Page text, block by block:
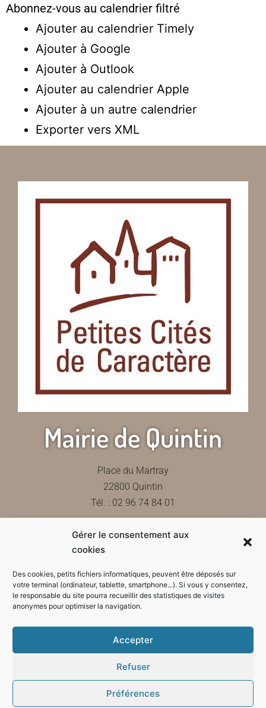
Gérer le consentement aux
cookies
Des cookies, petits fichiers informatiques, peuvent être déposés sur
votre terminal (ordinateur, tablette, smartphone...). Si vous y consentez,
le responsable du site pourra recueillir des statistiques de visites
anonymes pour optimiser la navigation.
Accepter
Refuser
Préférences
Abonnez-vous au calendrier filtré
Ajouter au calendrier Timely
Ajouter à Google
Ajouter à Outlook
Ajouter au calendrier Apple
Ajouter à un autre calendrier
Exporter vers XML
Mairie de Quintin
Place du Martray
22800 Quintin
Tél. : 02 96 74 84 01
Contactez-nous
Horaires d'ouverture de la mairie